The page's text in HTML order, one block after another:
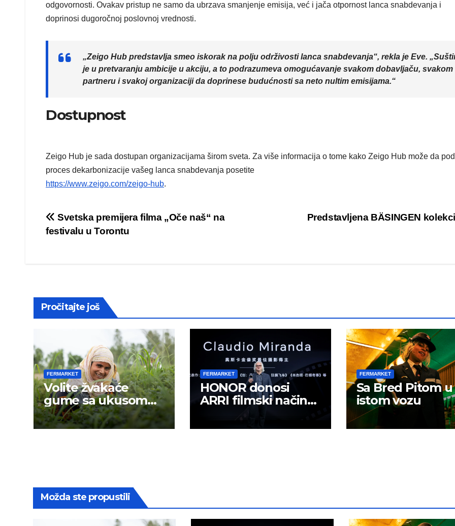
odgovornosti. Ovakav pristup ne samo da ubrzava smanjenje emisija, već i jača otpornost lanca snabdevanja i
doprinosi dugoročnoj poslovnoj vrednosti.
„Zeigo Hub predstavlja smeo iskorak na polju održivosti lanca snabdevanja“, rekla je Eve.
je u pretvaranju ambicije u akciju, a to podrazumeva omogućavanje svakom dobavljaču, svakom
partneru i svakoj organizaciji da doprinese budućnosti sa neto nultim emisijama.“
Dostupnost
Zeigo Hub je sada dostupan organizacijama širom sveta. Za više informacija o tome kako Zeigo Hub može da
proces dekarbonizacije vašeg lanca snabdevanja posetite
https://www.zeigo.com/zeigo-hub.
Post
Predstavljena BÄSINGEN
Svetska premijera filma „Oče naš“ na
festivalu u Torontu
Pročitajte još
FERMARKET
Volite žvakaće
gume sa ukusom
mentola?
FERMARKET
HONOR donosi
ARRI filmski način
kreiranje sadržaja
FERMARKET
Sa Bred Pitom u
istom vozu
Možda ste propustili